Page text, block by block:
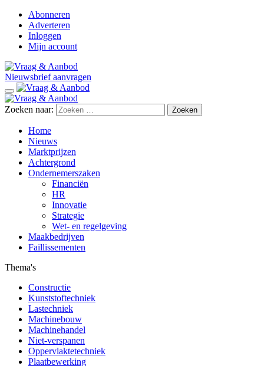
Abonneren
Adverteren
Inloggen
Mijn account
Nieuwsbrief aanvragen
Zoeken naar:
Home
Nieuws
Marktprijzen
Achtergrond
Ondernemerszaken
Financiën
HR
Innovatie
Strategie
Wet- en regelgeving
Maakbedrijven
Faillissementen
Thema's
Constructie
Kunststoftechniek
Lastechniek
Machinebouw
Machinehandel
Niet-verspanen
Oppervlaktetechniek
Plaatbewerking